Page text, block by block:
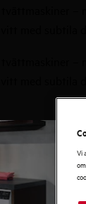
Vi